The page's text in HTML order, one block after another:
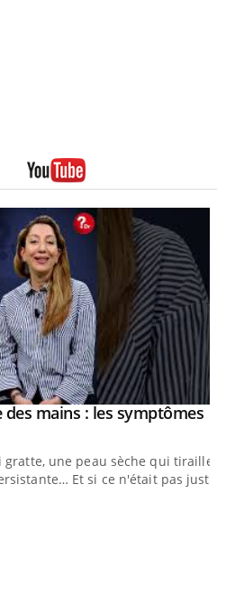
des mains : les symptômes
une peau sèche qui tiraille,
Et si ce n'était pas juste